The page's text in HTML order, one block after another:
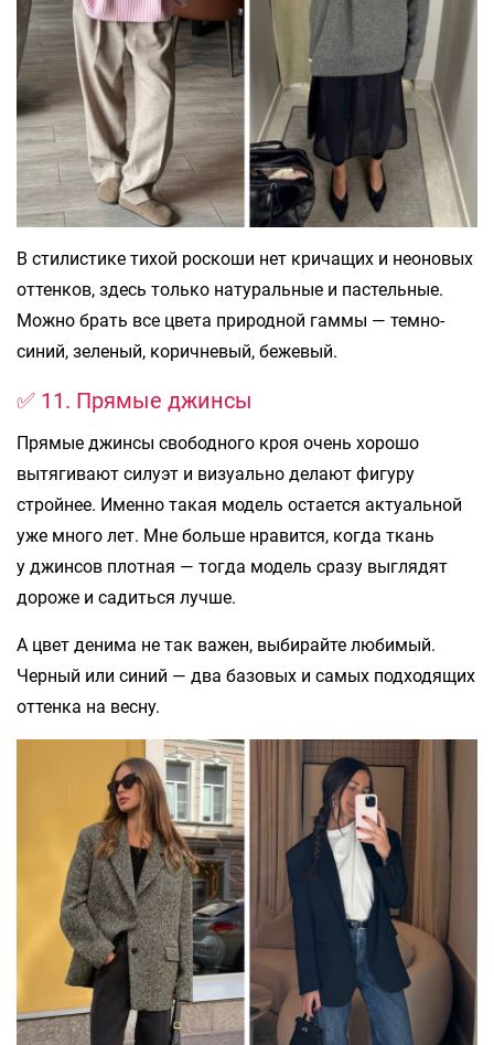
В стилистике тихой роскоши нет кричащих и неоновых
оттенков, здесь только натуральные и пастельные.
Можно брать все цвета природной гаммы — темно-
синий, зеленый, коричневый, бежевый.
✅ 11. Прямые джинсы
Прямые джинсы свободного кроя очень хорошо
вытягивают силуэт и визуально делают фигуру
стройнее. Именно такая модель остается актуальной
уже много лет. Мне больше нравится, когда ткань
у джинсов плотная — тогда модель сразу выглядят
дороже и садиться лучше.
А цвет денима не так важен, выбирайте любимый.
Черный или синий — два базовых и самых подходящих
оттенка на весну.